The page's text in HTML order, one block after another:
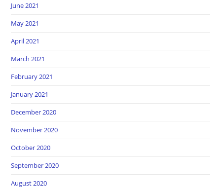
June 2021
May 2021
April 2021
March 2021
February 2021
January 2021
December 2020
November 2020
October 2020
September 2020
August 2020